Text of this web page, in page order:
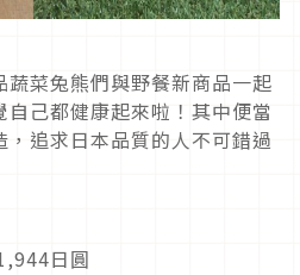
菜兔熊們與野餐新商品一起
己都健康起來啦！其中便當
追求日本品質的人不可錯過
日圓